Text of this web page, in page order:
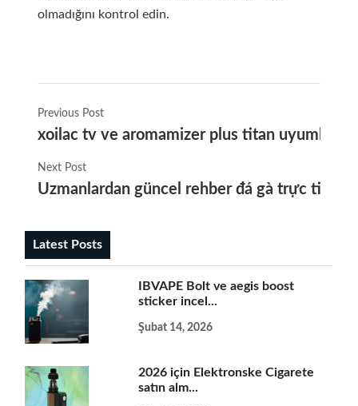
olmadığını kontrol edin.
Previous Post
xoilac tv ve aromamizer plus titan
Next Post
Uzmanlardan güncel rehber đá gà trực tiếp
Latest Posts
IBVAPE Bolt ve aegis boost
sticker incel...
Şubat 14, 2026
2026 için Elektronske Cigarete
satın alm...